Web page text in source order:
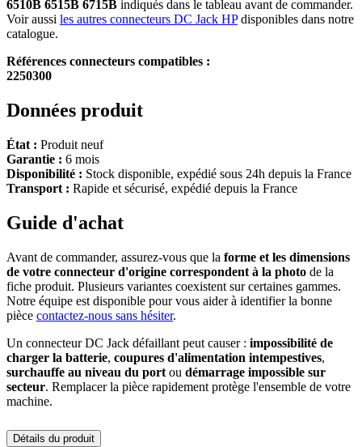
6510B 6515B 6715B indiqués dans le tableau avant de commander.
Voir aussi les autres connecteurs DC Jack HPdisponibles dans notre
catalogue.
Références connecteurs compatibles :
2250300
Données produit
État : Produit neuf
Garantie : 6 mois
Disponibilité : Stock disponible, expédié sous 24h depuis la France
Transport : Rapide et sécurisé, expédié depuis la France
Guide d'achat
Avant de commander, assurez-vous que la forme et les dimensions
de votre connecteur d'origine correspondent à la photo de la
fiche produit. Plusieurs variantes coexistent sur certaines gammes.
Notre équipe est disponible pour vous aider à identifier la bonne
pièce contactez-nous sans hésiter.
Un connecteur DC Jack défaillant peut causer : impossibilité de
charger la batterie, coupures d'alimentation intempestives,
surchauffe au niveau du port ou démarrage impossible sur
secteur. Remplacer la pièce rapidement protège l'ensemble de votre
machine.
Détails du produit